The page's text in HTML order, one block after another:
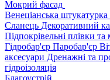
Мокрий фасад
Венеціанська штукатурка
Сланець Декоративний
Підпокрівельні плівки
Гідробар'єр Паробар'єр
аксесуари Дренажні та
гідроізоляція
Благоустрій